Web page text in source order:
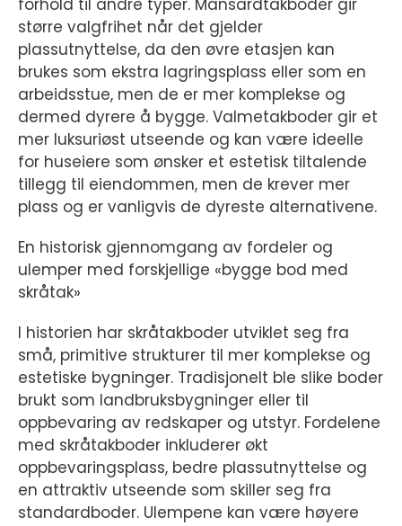
forhold til andre typer. Mansardtakboder gir
større valgfrihet når det gjelder
plassutnyttelse, da den øvre etasjen kan
brukes som ekstra lagringsplass eller som en
arbeidsstue, men de er mer komplekse og
dermed dyrere å bygge. Valmetakboder gir et
mer luksuriøst utseende og kan være ideelle
for huseiere som ønsker et estetisk tiltalende
tillegg til eiendommen, men de krever mer
plass og er vanligvis de dyreste alternativene.
En historisk gjennomgang av fordeler og
ulemper med forskjellige «bygge bod med
skråtak»
I historien har skråtakboder utviklet seg fra
små, primitive strukturer til mer komplekse og
estetiske bygninger. Tradisjonelt ble slike boder
brukt som landbruksbygninger eller til
oppbevaring av redskaper og utstyr. Fordelene
med skråtakboder inkluderer økt
oppbevaringsplass, bedre plassutnyttelse og
en attraktiv utseende som skiller seg fra
standardboder. Ulempene kan være høyere